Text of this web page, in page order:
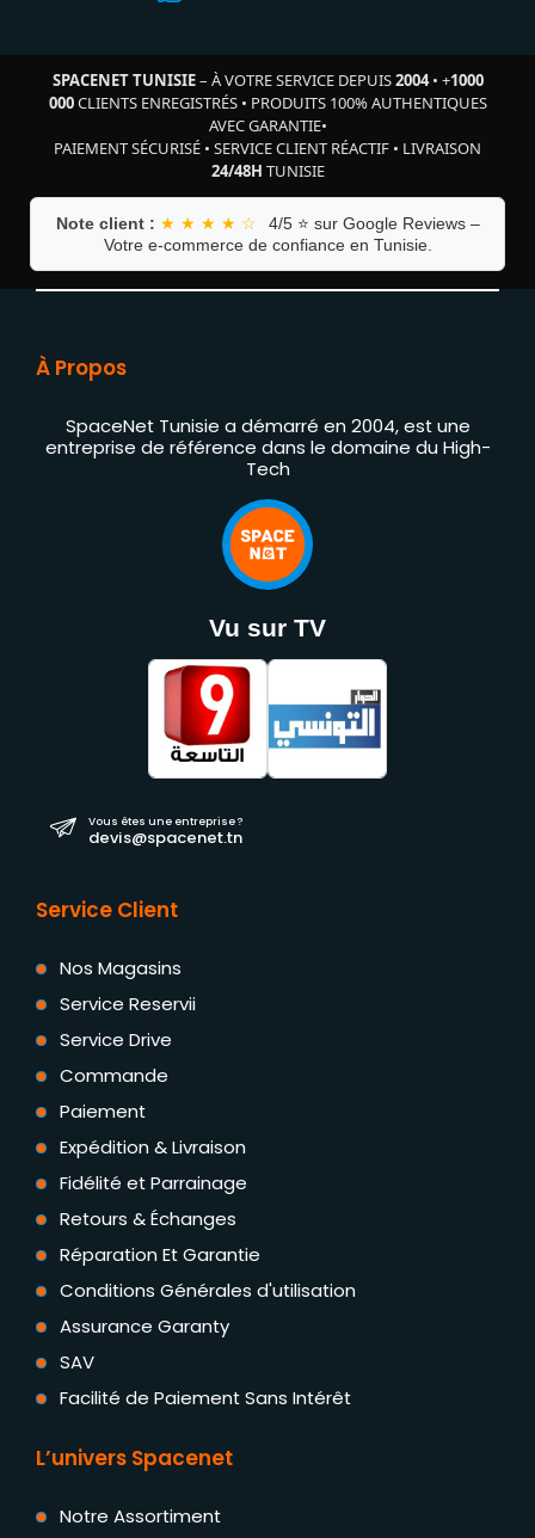
SPACENET TUNISIE– À VOTRE SERVICE DEPUIS2004• +1000
000CLIENTS ENREGISTRÉS• PRODUITS 100% AUTHENTIQUES
AVEC GARANTIE•
PAIEMENT SÉCURISÉ • SERVICE CLIENT RÉACTIF • LIVRAISON
24/48H TUNISIE
Note client : ★ ★ ★ ★ ☆
4/5 ⭐ sur Google Reviews –
Votre e-commerce de confiance en Tunisie.
À Propos
SpaceNet Tunisie a démarré en 2004, est une
entreprise de référence dans le domaine du High-
Tech
Vu sur TV
Vous êtes une entreprise ?
devis@spacenet.tn
Service Client
Nos Magasins
Service Reservii
Service Drive
Commande
Paiement
Expédition & Livraison
Fidélité et Parrainage
Retours & Échanges
Réparation Et Garantie
Conditions Générales d'utilisation
Assurance Garanty
SAV
Facilité de Paiement Sans Intérêt
L’univers Spacenet
Notre Assortiment